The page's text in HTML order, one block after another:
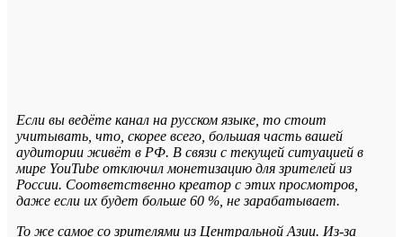
Если вы ведёте канал на русском языке, то стоит
учитывать, что, скорее всего, большая часть вашей
аудитории живёт в РФ. В связи с текущей ситуацией в
мире YouTube отключил монетизацию для зрителей из
России. Соответственно креатор с этих просмотров,
даже если их будет больше 60 %, не зарабатывает.
То же самое со зрителями из Центральной Азии. Из-за